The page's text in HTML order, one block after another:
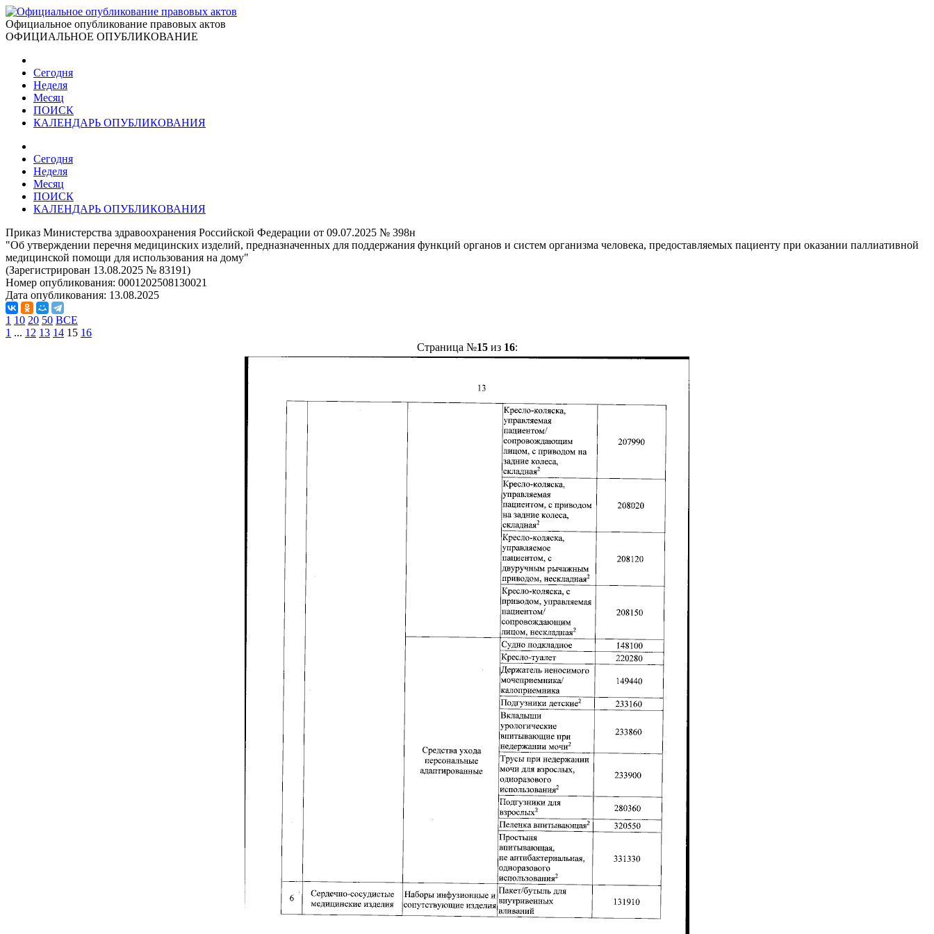
Официальное опубликование правовых актов
ОФИЦИАЛЬНОЕ ОПУБЛИКОВАНИЕ
Сегодня
Неделя
Месяц
ПОИСК
КАЛЕНДАРЬ ОПУБЛИКОВАНИЯ
Сегодня
Неделя
Месяц
ПОИСК
КАЛЕНДАРЬ ОПУБЛИКОВАНИЯ
Приказ Министерства здравоохранения Российской Федерации от 09.07.2025 № 398н
"Об утверждении перечня медицинских изделий, предназначенных для поддержания функций органов и систем организма человека, предоставляемых пациенту при оказании паллиативной
медицинской помощи для использования на дому"
(Зарегистрирован 13.08.2025 № 83191)
Номер опубликования: 0001202508130021
Дата опубликования: 13.08.2025
1 10 20 50 ВСЕ
1 ... 12 13 14 15 16
Страница №15из 16: